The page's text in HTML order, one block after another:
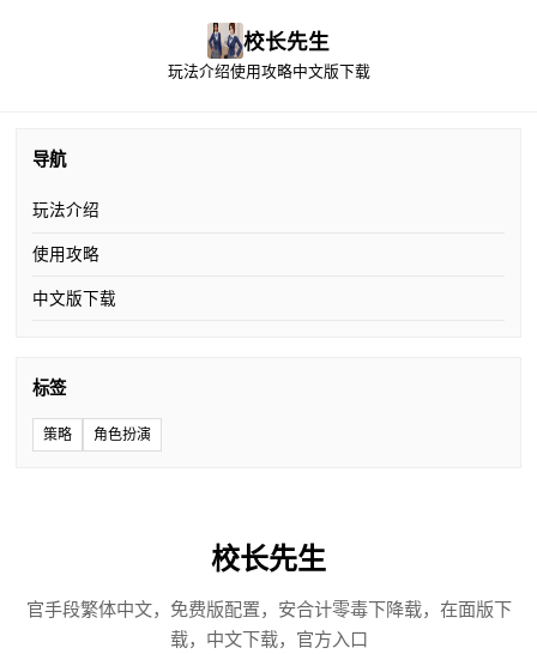
校长先生
玩法介绍使用攻略中文版下载
导航
玩法介绍
使用攻略
中文版下载
标签
策略 角色扮演
校长先生
官手段繁体中文，免费版配置，安合计零毒下降载，在面版下
载，中文下载，官方入口